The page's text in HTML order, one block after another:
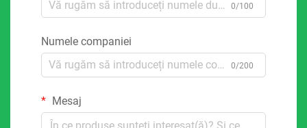
0/100
Numele companiei
0/200
Mesaj